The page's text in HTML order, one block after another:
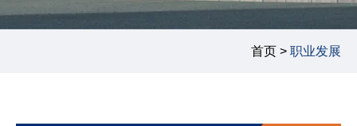
首页 > 职业发展